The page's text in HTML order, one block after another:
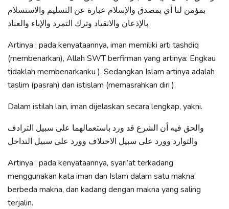
بمؤمن لنا أي بمصدق والإسلام عبارة عن التسليم والاستسلام
بالإذعان والانقياد وترك التمرد والإباء والعناد
Artinya : pada kenyataannya, iman memiliki arti tashdiq
(membenarkan), Allah SWT berfirman yang artinya: Engkau
tidaklah membenarkanku ). Sedangkan Islam artinya adalah
taslim (pasrah) dan istislam (memasrahkan diri ).
Dalam istilah lain, iman dijelaskan secara lengkap, yakni.
والحق فيه أن الشرع قد ورد باستعمالهما على سبيل الترادف
والتوارد وورد على سبيل الاختلاف وورد على سبيل التداخل
Artinya : pada kenyataannya, syari’at terkadang
menggunakan kata iman dan Islam dalam satu makna,
berbeda makna, dan kadang dengan makna yang saling
terjalin.